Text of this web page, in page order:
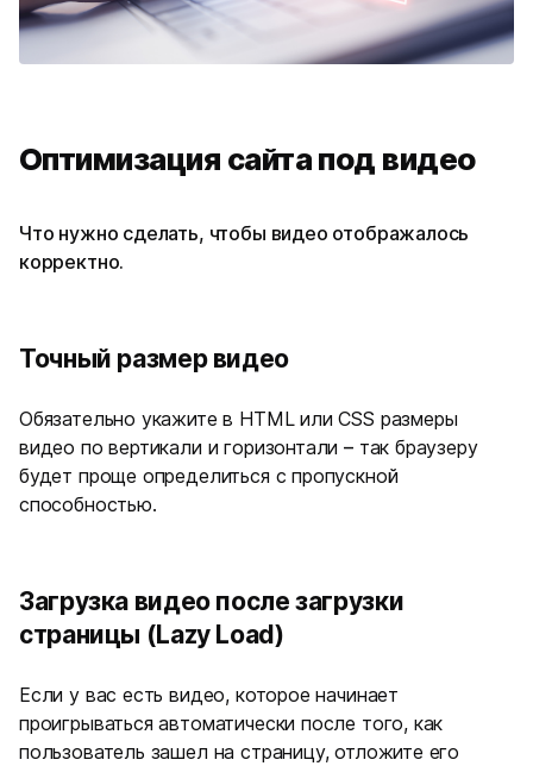
Оптимизация сайта под видео
Что нужно сделать, чтобы видео отображалось
корректно.
Точный размер видео
Обязательно укажите в HTML или CSS размеры
видео по вертикали и горизонтали–так браузеру
будет проще определиться с пропускной
способностью.
Загрузка видео после загрузки
страницы (Lazy Load)
Если у вас есть видео, которое начинает
проигрываться автоматически после того, как
пользователь зашел на страницу, отложите его